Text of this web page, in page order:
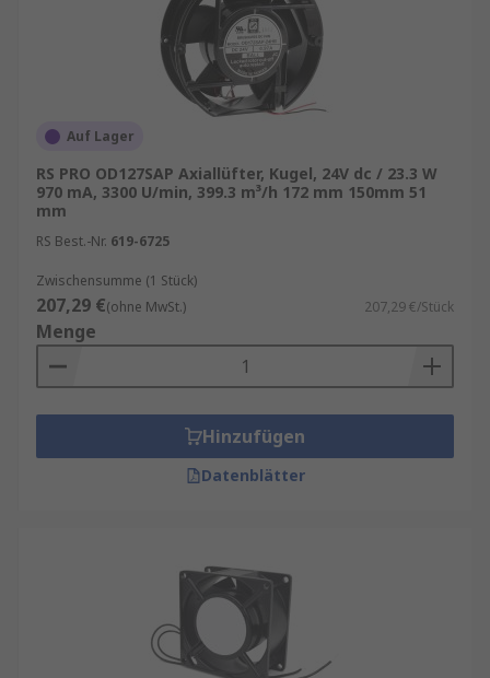
Auf Lager
RS PRO OD127SAP Axiallüfter, Kugel, 24V dc / 23.3 W
970 mA, 3300 U/min, 399.3 m³/h 172 mm 150mm 51
mm
RS Best.-Nr. 619-6725
Zwischensumme (1 Stück)
207,29 €(ohne MwSt.) 207,29 €/Stück
Menge
Hinzufügen
Datenblätter